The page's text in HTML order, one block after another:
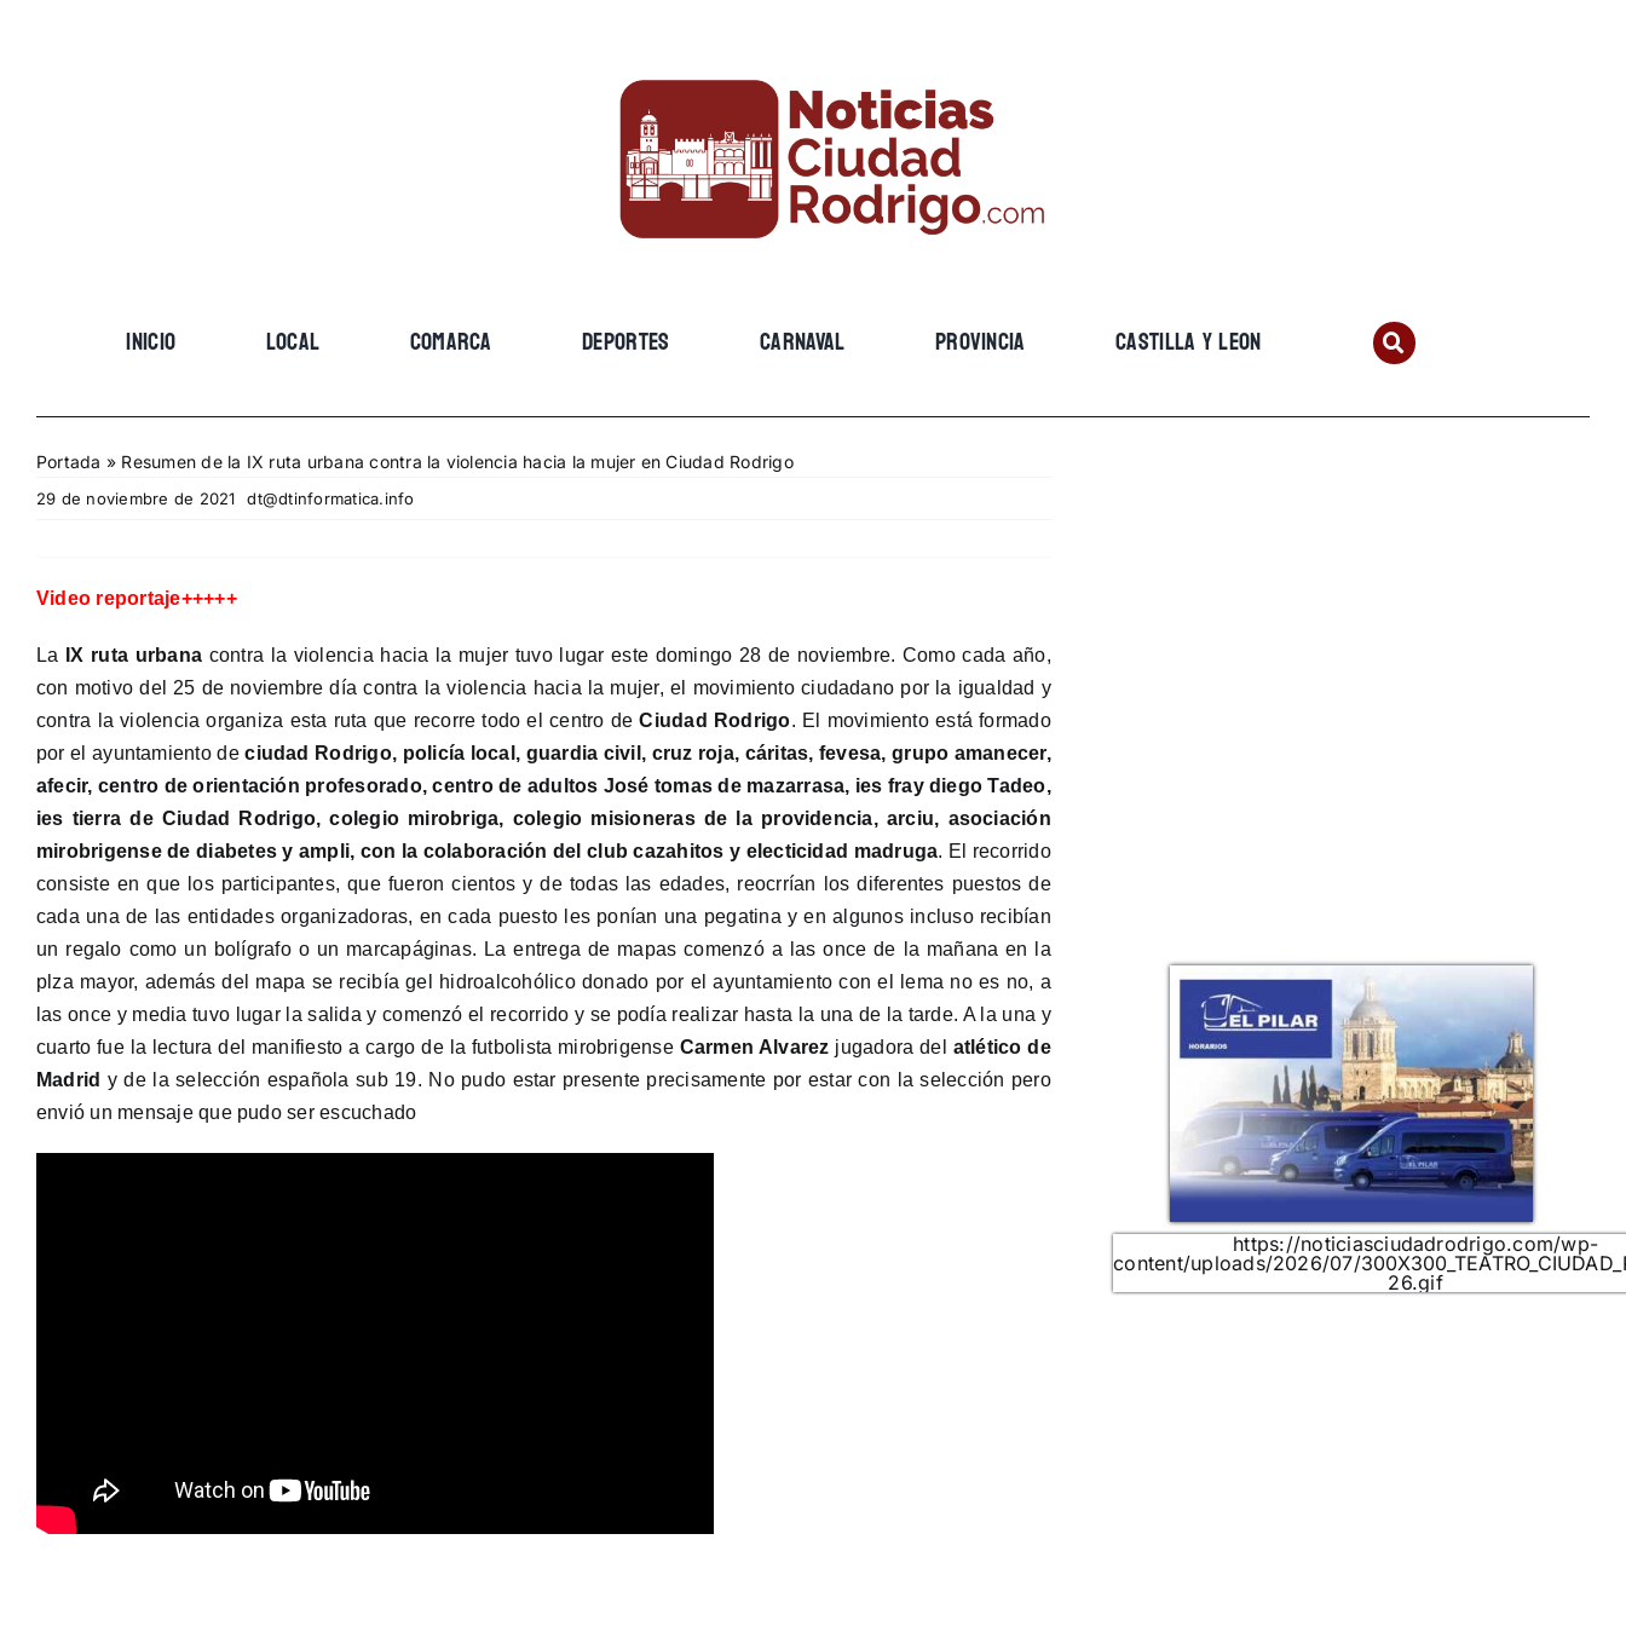
INICIO LOCAL COMARCA DEPORTES CARNAVAL PROVINCIA CASTILLA Y LEON
Portada » Resumen de la IX ruta urbana contra la violencia hacia la mujer en Ciudad Rodrigo
29 de noviembre de 2021 dt@dtinformatica.info
Video reportaje+++++
La IX ruta urbana contra la violencia hacia la mujer tuvo lugar este domingo 28 de noviembre. Como cada año,
con motivo del 25 de noviembre día contra la violencia hacia la mujer, el movimiento ciudadano por la igualdad y
contra la violencia organiza esta ruta que recorre todo el centro deCiudad Rodrigo. El movimiento está formado
por el ayuntamiento deciudad Rodrigo, policía local, guardia civil, cruz roja, cáritas, fevesa, grupo amanecer,
afecir, centro de orientación profesorado, centro de adultos José tomas de mazarrasa, ies fray diego Tadeo,
ies tierra de Ciudad Rodrigo, colegio mirobriga, colegio misioneras de la providencia, arciu, asociación
mirobrigense de diabetes y ampli, con la colaboración del club cazahitos y electicidad madruga. El recorrido
consiste en que los participantes, que fueron cientos y de todas las edades, reocrrían los diferentes puestos de
cada una de las entidades organizadoras, en cada puesto les ponían una pegatina y en algunos incluso recibían
un regalo como un bolígrafo o un marcapáginas. La entrega de mapas comenzó a las once de la mañana en la
plza mayor, además del mapa se recibía gel hidroalcohólico donado por el ayuntamiento con el lema no es no, a
las once y media tuvo lugar la salida y comenzó el recorrido y se podía realizar hasta la una de la tarde. A la una y
cuarto fue la lectura del manifiesto a cargo de la futbolista mirobrigense Carmen Alvarez jugadora del atlético de
Madrid y de la selección española sub 19. No pudo estar presente precisamente por estar con la selección pero
envió un mensaje que pudo ser escuchado
https://noticiasciudadrodrigo.com/wp-
content/uploads/2026/07/
26.gif